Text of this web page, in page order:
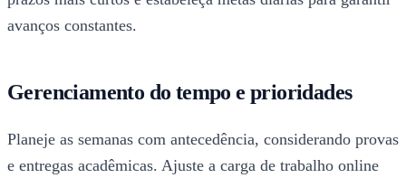
avanços constantes.
Gerenciamento do tempo e prioridades
Planeje as semanas com antecedência, considerando provas
e entregas acadêmicas. Ajuste a carga de trabalho online